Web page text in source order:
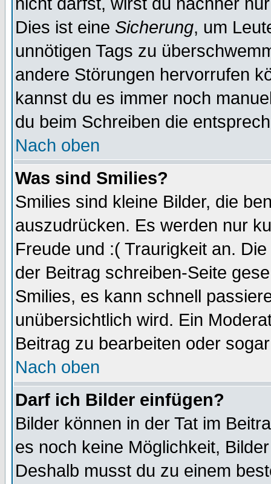
Dies ist eine Sicherung, um
unnötigen Tags zu
andere Störungen hervorrufen
kannst du es immer noch
du beim Schreiben die
Nach oben
Was sind Smilies?
Smilies sind kleine Bilder, die
auszudrücken. Es werden nur
Freude und :( Traurigkeit an.
der Beitrag schreiben-Seite
Smilies, es kann schnell
unübersichtlich wird. Ein
Beitrag zu bearbeiten oder
Nach oben
Darf ich Bilder einfügen?
Bilder können in der Tat im
es noch keine Möglichkeit,
Deshalb musst du zu einem